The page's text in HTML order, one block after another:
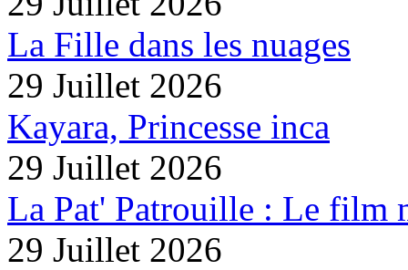
La Fille dans les nuages
29 Juillet 2026
Kayara, Princesse inca
29 Juillet 2026
La Pat' Patrouille : Le film
29 Juillet 2026